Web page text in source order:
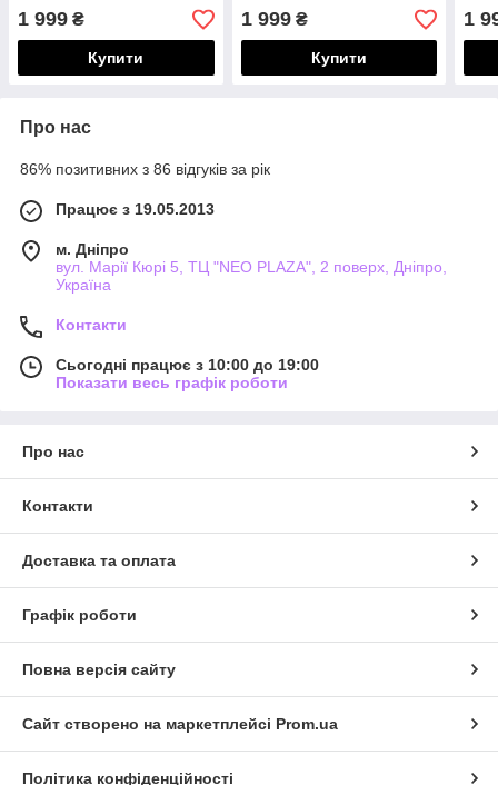
1 999 ₴
Купити
1 999₴
Купити
1
Про нас
86% позитивних з 86 відгуків за рік
Працює з 19.05.2013
м. Дніпро
вул. Марії Кюрі 5, ТЦ "NEO PLAZA", 2 поверх, Дніпро,
Україна
Контакти
Сьогодні працює з 10:00 до 19:00
Показати весь графік роботи
Про нас
Контакти
Доставка та оплата
Графік роботи
Повна версія сайту
Сайт створено на маркетплейсі Prom.ua
Політика конфіденційності